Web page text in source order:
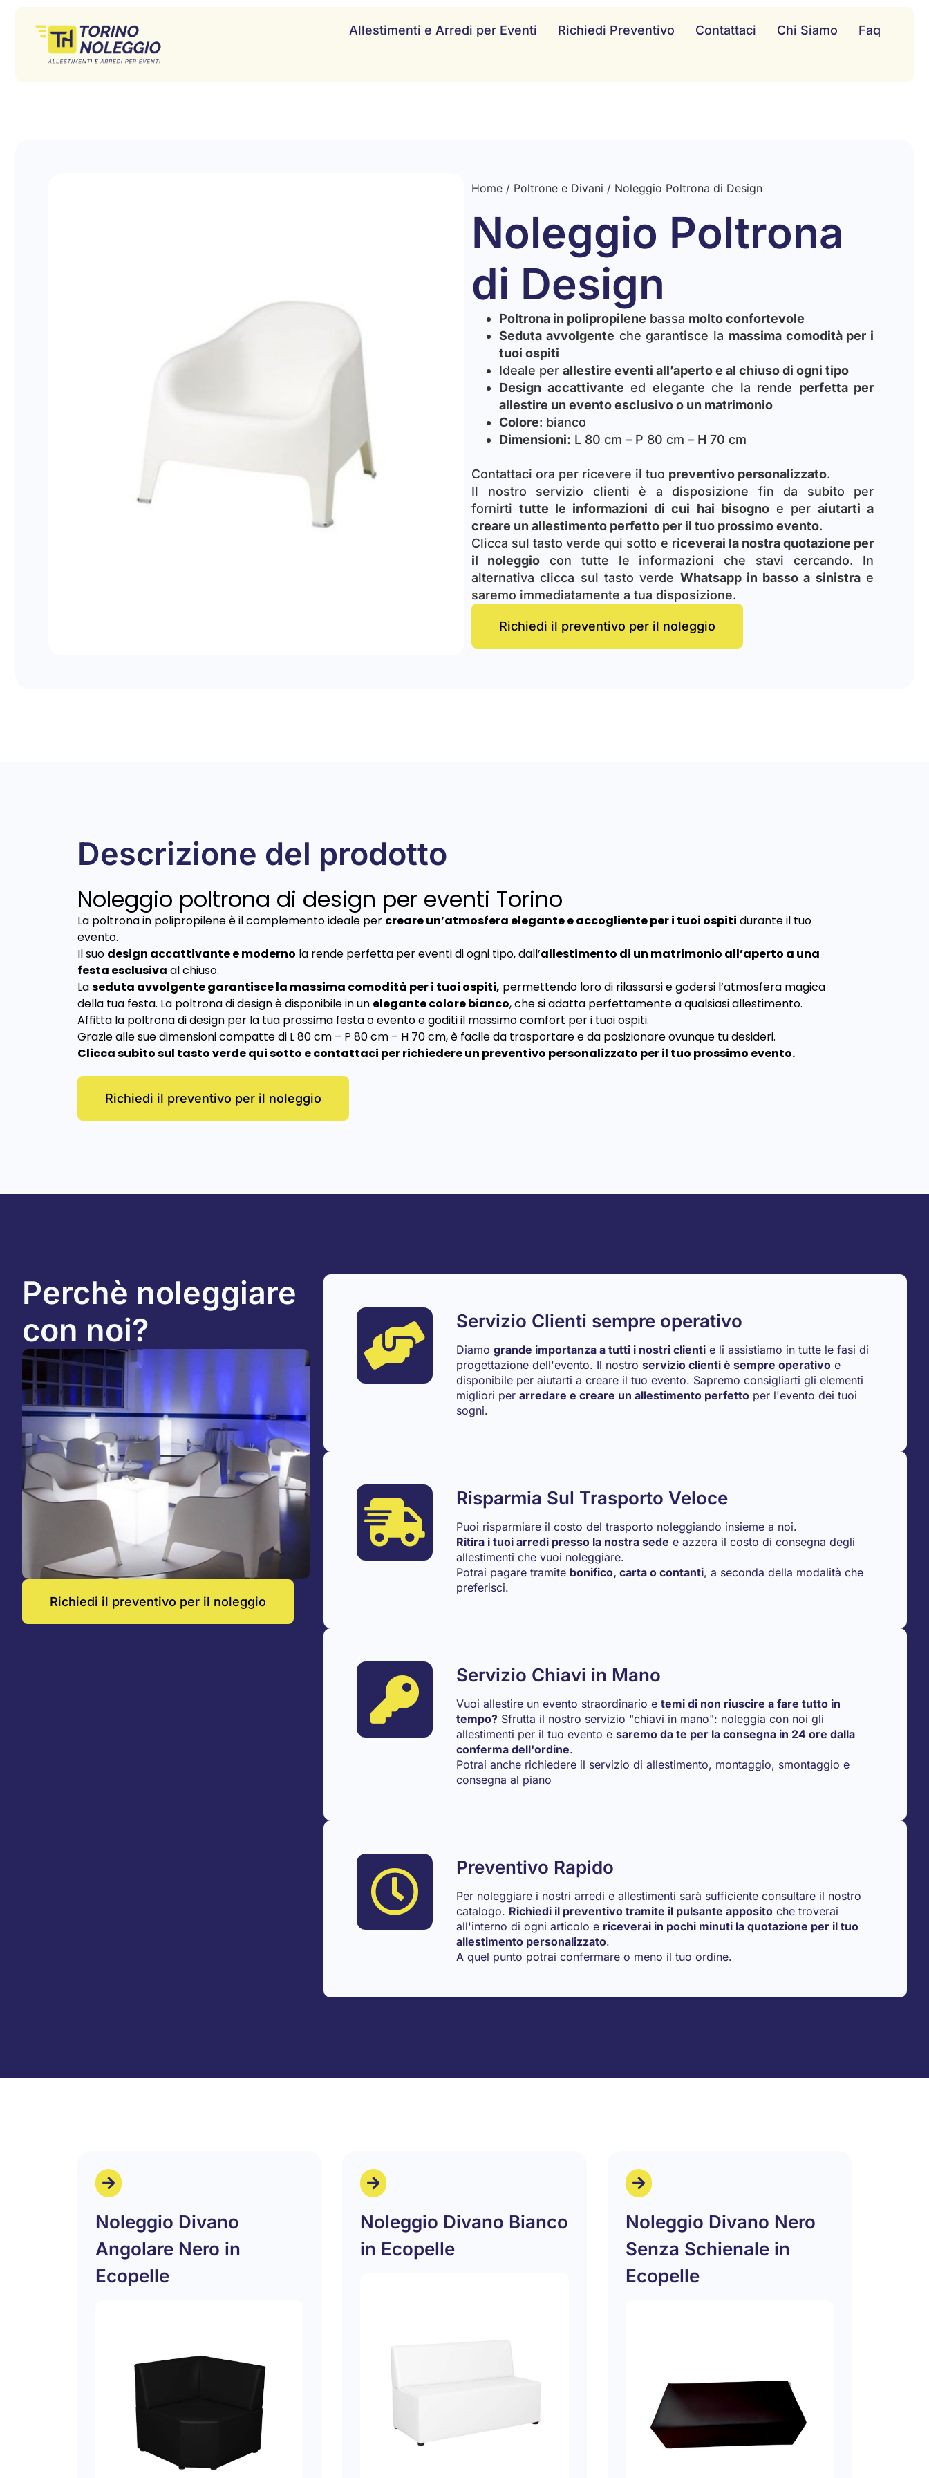
Allestimenti e Arredi per Eventi Richiedi Preventivo Contattaci Chi Siamo Faq
Home / Poltrone e Divani / Noleggio Poltrona di Design
Noleggio Poltrona
di Design
Poltrona in polipropilene bassa molto confortevole
Seduta avvolgente che garantisce la massima comodità per i
tuoi ospiti
Ideale per allestire eventi all’aperto e al chiuso di ogni tipo
Design accattivante ed elegante che la rende perfetta per
allestire un evento esclusivo o un matrimonio
Colore: bianco
Dimensioni: L 80 cm – P 80 cm – H 70 cm
Contattaci ora per ricevere il tuo preventivo personalizzato.
Il nostro servizio clienti è a disposizione fin da subito per
fornirtitutte le informazioni di cui hai bisognoe per aiutarti a
creare un allestimento perfetto per il tuo prossimo evento.
Clicca sul tasto verde qui sotto e riceverai la nostra quotazione per
il noleggiocon tutte le informazioni che stavi cercando. In
alternativa clicca sul tasto verde Whatsapp in basso a sinistrae
saremo immediatamente a tua disposizione.
Richiedi il preventivo per il noleggio
Descrizione del prodotto
Noleggio poltrona di design per eventi Torino
La poltrona in polipropilene è il complemento ideale per creare un’atmosfera elegante e accogliente per i tuoi ospiti durante il tuo
evento.
Il suo design accattivante e moderno la rende perfetta per eventi di ogni tipo, dall’allestimento di un matrimonio all’aperto a una
festa esclusiva al chiuso.
Laseduta avvolgente garantisce la massima comodità per i tuoi ospiti, permettendo loro di rilassarsi e godersi l’atmosfera magica
della tua festa. La poltrona di design è disponibile in un elegante colore bianco, che si adatta perfettamente a qualsiasi allestimento.
Affitta la poltrona di design per la tua prossima festa o evento e goditi il massimo comfort per i tuoi ospiti.
Grazie alle sue dimensioni compatte di L 80 cm – P 80 cm – H 70 cm, è facile da trasportare e da posizionare ovunque tu desideri.
Clicca subito sul tasto verde qui sotto e contattaci per richiedere un preventivo personalizzato per il tuo prossimo evento.
Richiedi il preventivo per il noleggio
Perchè noleggiare
con noi?
Richiedi il preventivo per il noleggio
Servizio Clienti sempre operativo
Diamo grande importanza a tutti i nostri clientie li assistiamo in tutte le fasi di
progettazione dell'evento. Il nostro servizio clienti è sempre operativoe
disponibile per aiutarti a creare il tuo evento. Sapremo consigliarti gli elementi
migliori per arredare e creare un allestimento perfettoper l'evento dei tuoi
sogni.
Risparmia Sul Trasporto Veloce
Puoi risparmiare il costo del trasporto noleggiando insieme a noi.
Ritira i tuoi arredi presso la nostra sede e azzera il costo di consegna degli
allestimenti che vuoi noleggiare.
Potrai pagare tramite bonifico, carta o contanti, a seconda della modalità che
preferisci.
Servizio Chiavi in Mano
Vuoi allestire un evento straordinario e temi di non riuscire a fare tutto in
tempo?Sfrutta il nostro servizio "chiavi in mano": noleggia con noi gli
allestimenti per il tuo evento e saremo da te per la consegna in 24 ore dalla
conferma dell'ordine.
Potrai anche richiedere il servizio di allestimento, montaggio, smontaggio e
consegna al piano
Preventivo Rapido
Per noleggiare i nostri arredi e allestimenti sarà sufficiente consultare il nostro
catalogo. Richiedi il preventivo tramite il pulsante appositoche troverai
all'interno di ogni articolo e riceverai in pochi minuti la quotazione per il tuo
allestimento personalizzato.
A quel punto potrai confermare o meno il tuo ordine.
Noleggio Divano
Angolare Nero in
Ecopelle
Noleggio Divano Bianco
in Ecopelle
Noleggio Divano Nero
Senza Schienale in
Ecopelle